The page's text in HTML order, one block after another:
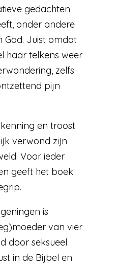
gedachten
onder andere
God. Juist omdat
haar telkens weer
zelfs
pijn
en troost
verwond zijn
Voor ieder
geeft het boek
is
van vier
door seksueel
in de Bijbel en